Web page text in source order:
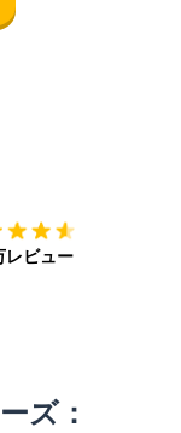
レビュー
ズ：